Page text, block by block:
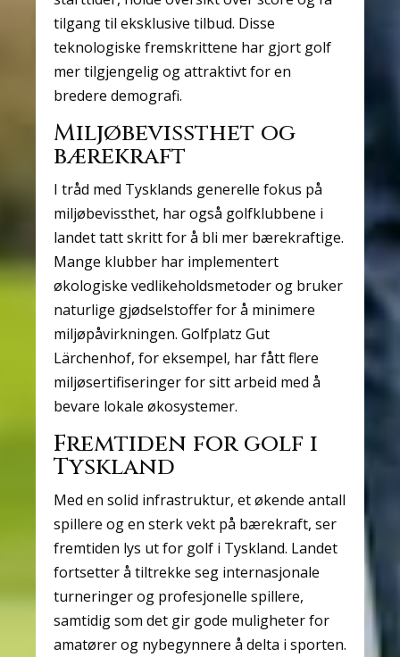
tilgang til eksklusive tilbud. Disse
teknologiske fremskrittene har gjort golf
mer tilgjengelig og attraktivt for en
bredere demografi.
Miljøbevissthet og
bærekraft
I tråd med Tysklands generelle fokus på
miljøbevissthet, har også golfklubbene i
landet tatt skritt for å bli mer bærekraftige.
Mange klubber har implementert
økologiske vedlikeholdsmetoder og bruker
naturlige gjødselstoffer for å minimere
miljøpåvirkningen. Golfplatz Gut
Lärchenhof, for eksempel, har fått flere
miljøsertifiseringer for sitt arbeid med å
bevare lokale økosystemer.
Fremtiden for golf i
Tyskland
Med en solid infrastruktur, et økende antall
spillere og en sterk vekt på bærekraft, ser
fremtiden lys ut for golf i Tyskland. Landet
fortsetter å tiltrekke seg internasjonale
turneringer og profesjonelle spillere,
samtidig som det gir gode muligheter for
amatører og nybegynnere å delta i sporten.